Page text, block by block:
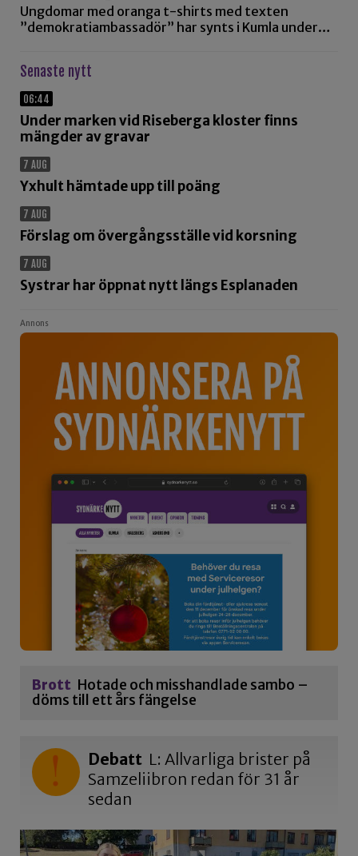
Ungdomar med oranga t-shirts med texten
”demokratiambassadör” har synts i Kumla under…
Senaste nytt
06:44
Under marken vid Riseberga kloster finns
mängder av gravar
7 AUG
Yxhult hämtade upp till poäng
7 AUG
Förslag om övergångsställe vid korsning
7 AUG
Systrar har öppnat nytt längs Esplanaden
Annons
Brott Hotade och misshandlade sambo –
döms till ett års fängelse
Debatt L: Allvarliga brister på
Samzeliibron redan för 31 år
sedan